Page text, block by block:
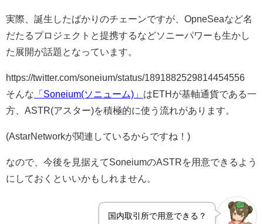
実際、誕生したばかりのチェーンですが、OpneSeaなど名
だたるプロジェクトと提携するなどソニーパワーも生かし
た展開が話題となっています。
https://twitter.com/soneium/status/1891882529814454556
そんな 「Soneium(ソニューム)」 はETHが基軸通貨である一
方、ASTR(アスター)を積極的に使う流れがあります。
(AstarNetworkが関連しているからですね！)
なので、今後を見据えてSoneiumのASTRを用意できるよう
にしておくといいかもしれません。
国内取引所で用意できる？